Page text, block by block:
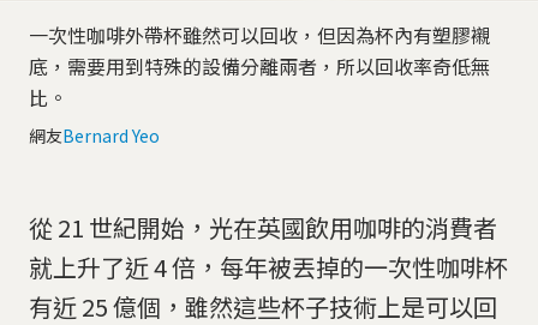
一次性咖啡外帶杯雖然可以回收，但因為杯內有塑膠襯
底，需要用到特殊的設備分離兩者，所以回收率奇低無
比。
網友Bernard Yeo
從 21 世紀開始，光在英國飲用咖啡的消費者
就上升了近 4 倍，每年被丟掉的一次性咖啡杯
有近 25 億個，雖然這些杯子技術上是可以回